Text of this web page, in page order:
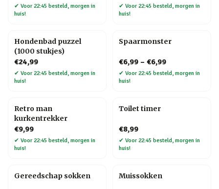
✔ Voor 22:45 besteld, morgen in
huis!
✔ Voor 22:45 besteld, morgen in
huis!
Hondenbad puzzel
(1000 stukjes)
€24,99
✔ Voor 22:45 besteld, morgen in
huis!
Spaarmonster
€6,99 – €6,99
✔ Voor 22:45 besteld, morgen in
huis!
Retro man
kurkentrekker
€9,99
✔ Voor 22:45 besteld, morgen in
huis!
Toilet timer
€8,99
✔ Voor 22:45 besteld, morgen in
huis!
Gereedschap sokken Muissokken